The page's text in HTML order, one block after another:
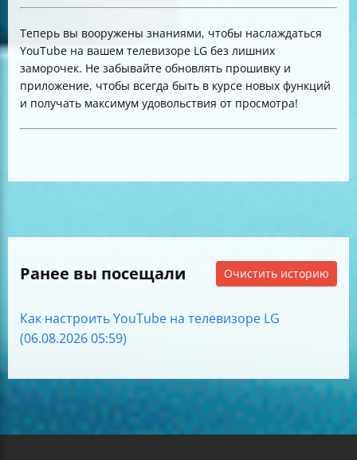
Теперь вы вооружены знаниями, чтобы наслаждаться
YouTube на вашем телевизоре LG без лишних
заморочек. Не забывайте обновлять прошивку и
приложение, чтобы всегда быть в курсе новых функций
и получать максимум удовольствия от просмотра!
Ранее вы посещали Очистить историю
Как настроить YouTube на телевизоре LG
(06.08.2026 05:59)